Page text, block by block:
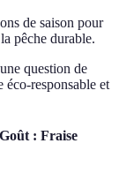
de saison pour
pêche durable.
question de
éco-responsable et
: Fraise